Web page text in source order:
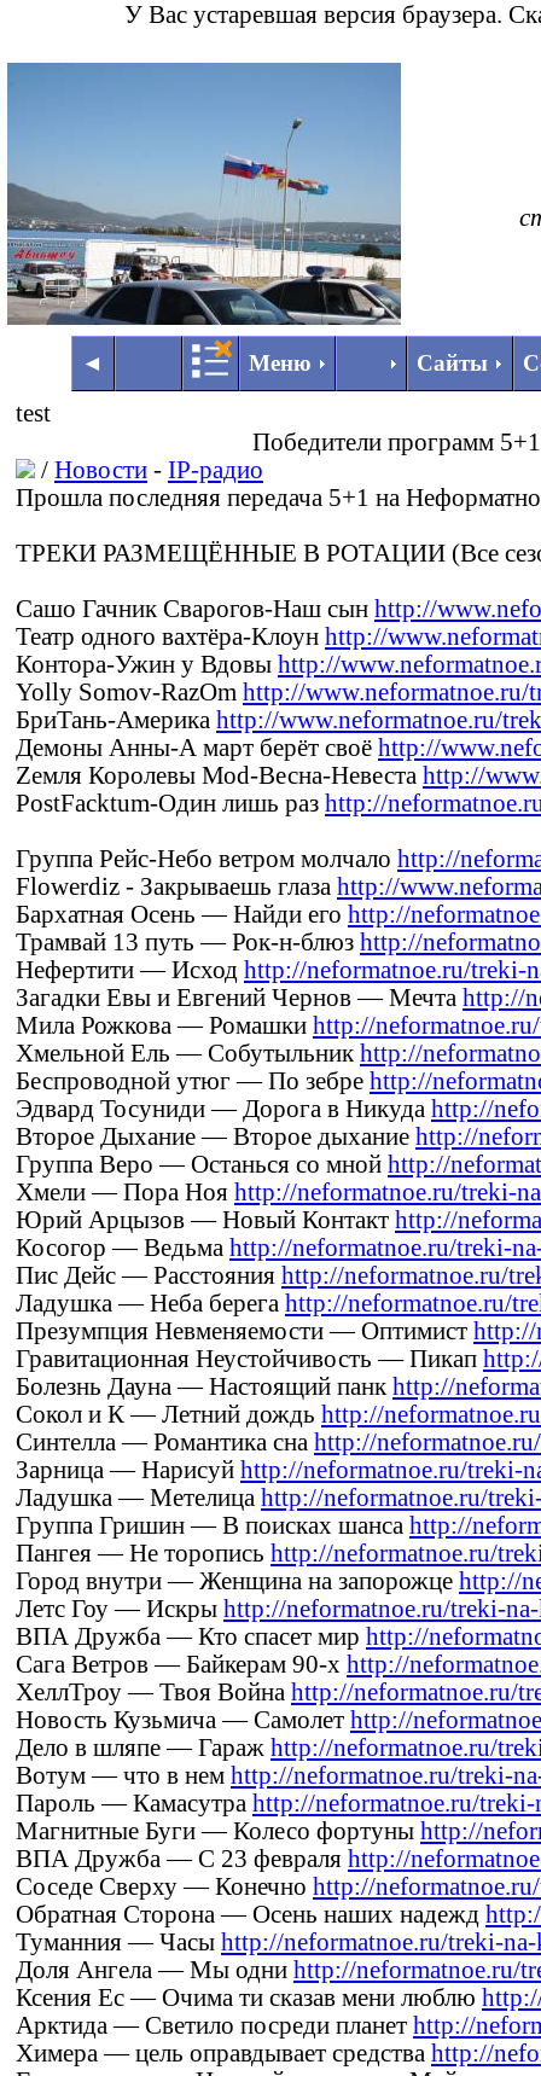
У Вас устаревшая версия браузера.
◄ ►
◄ Меню Сайты
test
Победители программ
/ Новости - IP-радио
Прошла последняя передача 5+1 на
ТРЕКИ РАЗМЕЩЁННЫЕ В РОТАЦИИ (Все
Сашо Гачник Сварогов-Наш сын http://
Театр одного вахтёра-Клоун http://
Контора-Ужин у Вдовы http://
Yolly Somov-RazOm http://www.neformatnoe.ru/
БриТань-Америка http://www.neformatnoe.ru/
Демоны Анны-А март берёт своё http://
Zемля Королевы Моd-Весна-Невеста http://
PostFacktum-Один лишь раз http://
Группа Рейс-Небо ветром молчало http://
Flowerdiz - Закрываешь глаза http://
Бархатная Осень — Найди его http://
Трамвай 13 путь — Рок-н-блюз http://
Нефертити — Исход http://neformatnoe.ru/treki-
Загадки Евы и Евгений Чернов — Мечта http://
Мила Рожкова — Ромашки http://
Хмельной Ель — Собутыльник http://
Беспроводной утюг — По зебре http://
Эдвард Тосуниди — Дорога в Никуда http://
Второе Дыхание — Второе дыхание http://
Группа Веро — Останься со мной http://
Хмели — Пора Ноя http://neformatnoe.ru/treki-
Юрий Арцызов — Новый Контакт http://
Косогор — Ведьма http://neformatnoe.ru/treki-
Пис Дейс — Расстояния http://neformatnoe.ru/
Ладушка — Неба берега http://neformatnoe.ru/
Презумпция Невменяемости — Оптимист http://
Гравитационная Неустойчивость — Пикап
Болезнь Дауна — Настоящий панк http://
Сокол и К — Летний дождь http://
Синтелла — Романтика сна http://
Зарница — Нарисуй http://neformatnoe.ru/treki-
Ладушка — Метелица http://neformatnoe.ru/
Группа Гришин — В поисках шанса http://
Пангея — Не торопись http://neformatnoe.ru/
Город внутри — Женщина на запорожце http://
Летс Гоу — Искры http://neformatnoe.ru/treki-
ВПА Дружба — Кто спасет мир http://
Сага Ветров — Байкерам 90-х http://
ХеллТроу — Твоя Война http://neformatnoe.ru/
Новость Кузьмича — Самолет http://
Дело в шляпе — Гараж http://neformatnoe.ru/
Вотум — что в нем http://neformatnoe.ru/treki-
Пароль — Камасутра http://neformatnoe.ru/
Магнитные Буги — Колесо фортуны http://
ВПА Дружба — С 23 февраля http://
Соседе Сверху — Конечно http://
Обратная Сторона — Осень наших надежд
Туманния — Часы http://neformatnoe.ru/treki-
Доля Ангела — Мы одни http://neformatnoe.ru/
Ксения Ес — Очима ти сказав мени люблю
Арктида — Светило посреди планет http://
Химера — цель оправдывает средства http://